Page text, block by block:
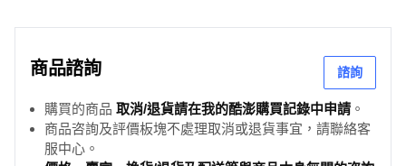
商品諮詢 諮詢
購買的商品 取消/退貨請在我的酷澎購買記錄中申請 。
商品咨詢及評價板塊不處理取消或退貨事宜，請聯絡客
服中心。